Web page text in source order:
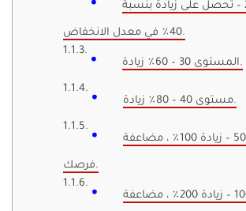
المستوى 20 – تحصل على زيادة بنسبة
40٪ في معدل الانخفاض.
المستوى 30 – 60٪ زيادة.
مستوى 40 – 80٪ زيادة.
المستوى 50 – زيادة 100٪ ، مضاعفة
فرصك.
المستوى 100 – زيادة 200٪ ، مضاعفة